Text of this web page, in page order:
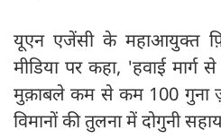
यूएन एजेंसी के महाआयुक्त
मीडिया पर कहा, 'हवाई मार्ग
मुक़ाबले कम से कम 100 गुना
विमानों की तुलना में दोगुनी